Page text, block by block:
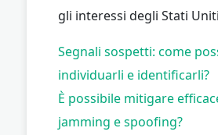
gli interessi degli Stati
Segnali sospetti: come
individuarli e identificarli?
È possibile mitigare
jamming e spoofing?